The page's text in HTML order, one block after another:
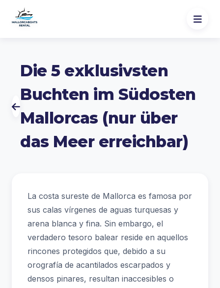
Die 5 exklusivsten
Buchten im Südosten
Mallorcas (nur über
das Meer erreichbar)
La costa sureste de Mallorca es famosa por
sus calas vírgenes de aguas turquesas y
arena blanca y fina. Sin embargo, el
verdadero tesoro balear reside en aquellos
rincones protegidos que, debido a su
orografía de acantilados escarpados y
densos pinares, resultan inaccesibles o